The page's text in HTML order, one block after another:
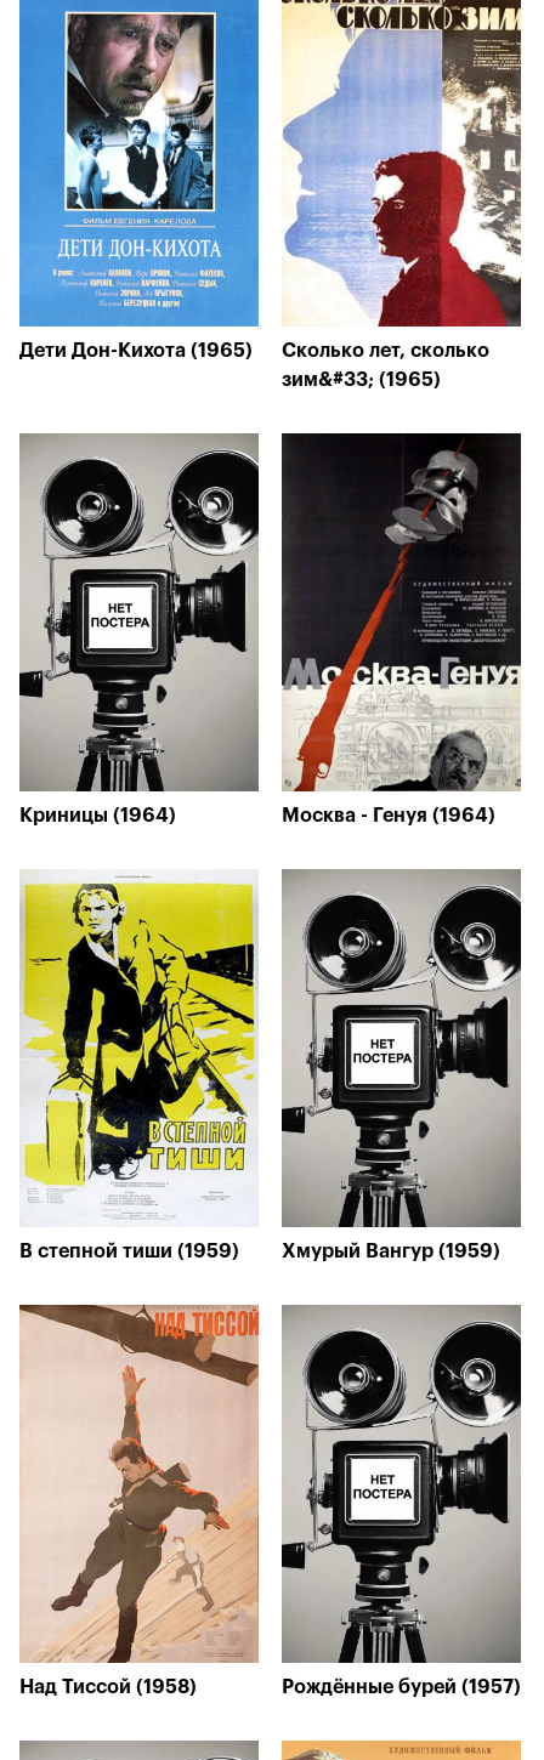
Дети Дон-Кихота (1965)
Сколько лет, сколько
зим&#33; (1965)
Криницы (1964) Москва - Генуя (1964)
В степной тиши (1959) Хмурый Вангур (1959)
Над Тиссой (1958) Рождённые бурей (1957)